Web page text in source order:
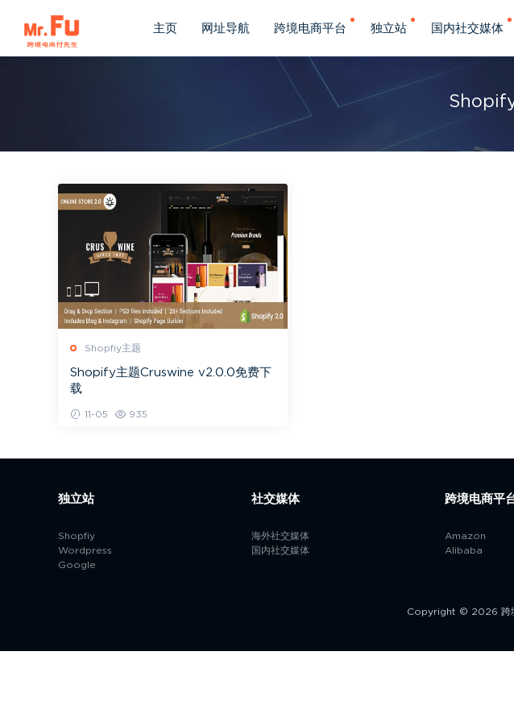
主页 网址导航 跨境电商平台 独立站 国内社交媒体
Shopfiy主题
Shopify主题Cruswine v2.0.0免费下
载
11-05 935
独立站
Shopfiy
Wordpress
Google
社交媒体
海外社交媒体
国内社交媒体
跨境电商平
Amazon
Alibaba
Copyright © 2026 跨境